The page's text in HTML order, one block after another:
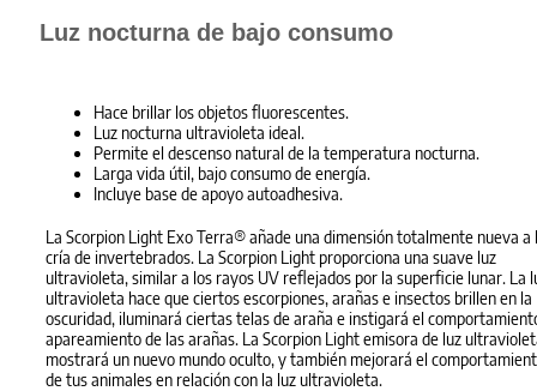
Luz nocturna de bajo consumo
Hace brillar los objetos fluorescentes.
Luz nocturna ultravioleta ideal.
Permite el descenso natural de la temperatura nocturna.
Larga vida útil, bajo consumo de energía.
Incluye base de apoyo autoadhesiva.
La Scorpion Light Exo Terra® añade una dimensión totalmente nueva a
cría de invertebrados. La Scorpion Light proporciona una suave luz
ultravioleta, similar a los rayos UV reflejados por la superficie lunar. La
ultravioleta hace que ciertos escorpiones, arañas e insectos brillen en la
oscuridad, iluminará ciertas telas de araña e instigará el
apareamiento de las arañas. La Scorpion Light emisora de luz
mostrará un nuevo mundo oculto, y también mejorará el
de tus animales en relación con la luz ultravioleta.